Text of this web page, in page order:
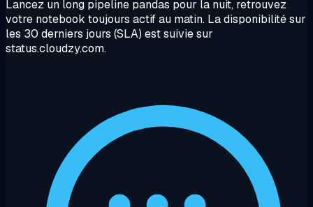
Lancez un long pipeline pandas pour la nuit, retrouvez
votre notebook toujours actif au matin. La disponibilité sur
les 30 derniers jours (SLA) est suivie sur
status.cloudzy.com.